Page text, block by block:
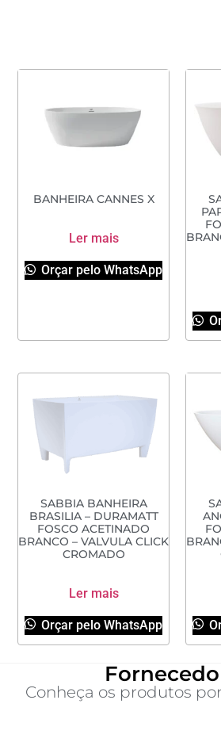
BANHEIRA CANNES X
Ler mais
Orçar pelo WhatsApp
SABBIA BANHEIRA
BRASILIA – DURAMATT
FOSCO ACETINADO
BRANCO – VALVULA CLICK
CROMADO
Ler mais
Orçar pelo WhatsApp
Conheça os produtos